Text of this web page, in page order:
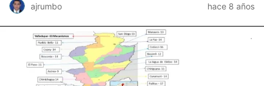
ajrumbo hace 8 años